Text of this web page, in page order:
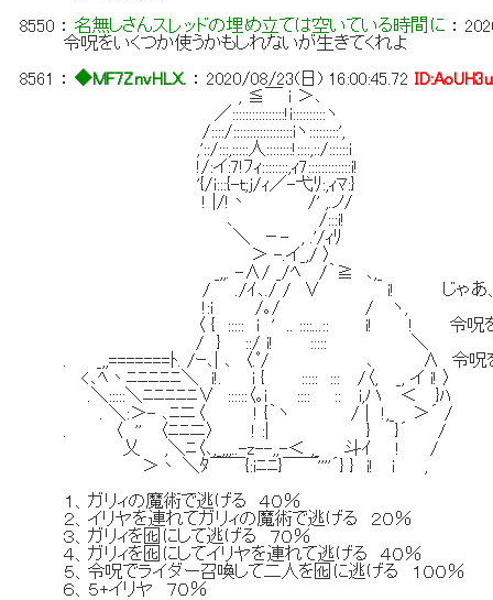
8550 ：名無しさんスレッドの埋め立ては空いている時間に ：
令呪をいくつか使うかもしれないが生きてくれよ
8561
：◆MF7ZnvHLX. ：2020/08/23(日) 16:00:45.72
, ≦￣ i ＞､
／::::::::::::::::!i::::::::::ヽ
/::::/::::::::::::::::::iヽ:::::::::',
,'::/:::,:::::人::::::::!::::,::/::::::i
!/:イ:7!ﾌｨ::::::::,ｨ7:::::::::::::i!
'{/i:::{-ｔ;ｊ/ｨ／-弋ﾘ:,ｨﾏ:}
! |/!丶 /' ,.ノ/
､ /:::i!
＼ －- , .'/ｨﾘ
＞ -.イ_,/ 〉
_,,. -∧/ _/ﾍ /｀≧ ､,_
/ ./ｲ､./ / ∨ i! じゃあ、逃げの
!:i /｡/ / ヽ,
〈 { ::::: i ' .. ::::...:: i! ! 令呪を使って確
/ } ::/ i! ::::: ＼
. _,,=======ﾄ. /ｰ､| ､ 〈.ﾟ/ ､ ∧ 令呪を使うな
<､ﾍ丶ﾆﾆﾆﾆﾆ＼ i!. i { ::::: ::: /〈, _, イ i! 〉
.＼:::::＼ﾆﾆﾆﾆﾆ∨ ::::::〈｡i :::: :: i,ハ ＜ }ﾊ
. ＼:＞- ､ﾆニ〈 ! {｀ヽ / | !,_ ＞´ /
. 〈 '' 〈ﾆﾆニ〉 ! :| } }´ /
乂 ,＼ﾆ〈､,_,,,..-z--,,-＜ ,_ 斗ｲ ! /
＞丶 ＼ﾀ￣￣{:iﾆﾆ}￣￣''''´} } i! i ,
１、ガリィの魔術で逃げる ４０％
２、イリヤを連れてガリィの魔術で逃げる ２０％
３、ガリィを囮にして逃げる ７０％
４、ガリィを囮にしてイリヤを連れて逃げる ４０％
５、令呪でライダー召喚して二人を囮に逃げる １００％
６、５+イリヤ ７０％